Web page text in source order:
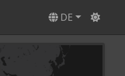
DE